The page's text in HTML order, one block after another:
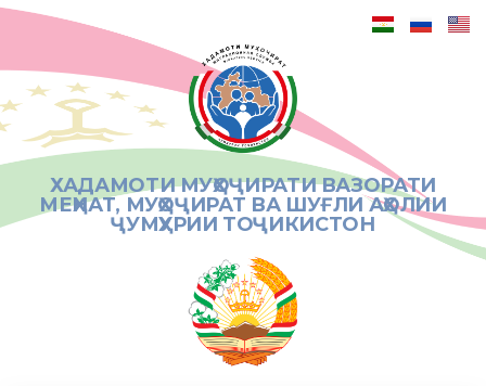
ХАДАМОТИ МУҲОҶИРАТИ ВАЗОРАТИ
МЕҲНАТ, МУҲОҶИРАТ ВА ШУҒЛИ АҲОЛИИ
ҶУМҲУРИИ ТОҶИКИСТОН